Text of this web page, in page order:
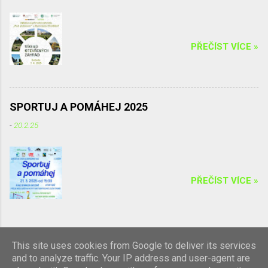
Irena Žáková Pro třídu – Kvarta
...
PŘEČÍST VÍCE »
SPORTUJ A POMÁHEJ 2025
- 20.2.25
PŘEČÍST VÍCE »
Používá technologii služby Blogger
This site uses cookies from Google to deliver its services
and to analyze traffic. Your IP address and user-agent are